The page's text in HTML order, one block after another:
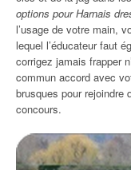
options pour Harnais
l’usage de votre main,
lequel l’éducateur faut
corrigez jamais frapper
commun accord avec
brusques pour rejoindre
concours.